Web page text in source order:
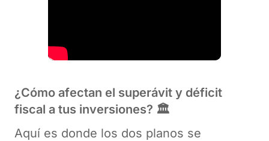
¿Cómo afectan el superávit y déficit
fiscal a tus inversiones? 🏛️
Aquí es donde los dos planos se